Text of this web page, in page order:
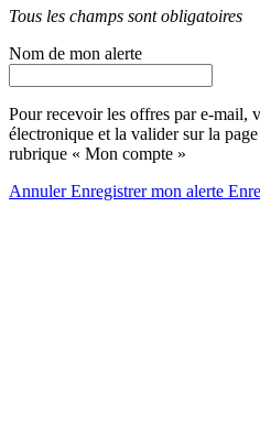
Tous les champs sont obligatoires
Nom de mon alerte
Pour recevoir les offres par e-mail,
électronique et la valider sur la
rubrique « Mon compte »
AnnulerEnregistrer mon alerte